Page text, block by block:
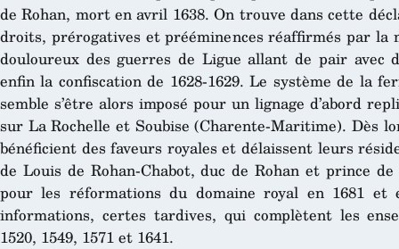
de Rohan, mort en avril 1638. On trouve dans cette
droits, prérogatives et prééminences réaffirmés par la
douloureux des guerres de Ligue allant de pair avec
enfin la confiscation de 1628-1629. Le système de la
semble s’être alors imposé pour un lignage d’abord
sur La Rochelle et Soubise (Charente-Maritime). Dès
bénéficient des faveurs royales et délaissent leurs
de Louis de Rohan-Chabot, duc de Rohan et prince
pour les réformations du domaine royal en 1681
informations, certes tardives, qui complètent les
1520, 1549, 1571 et 1641.